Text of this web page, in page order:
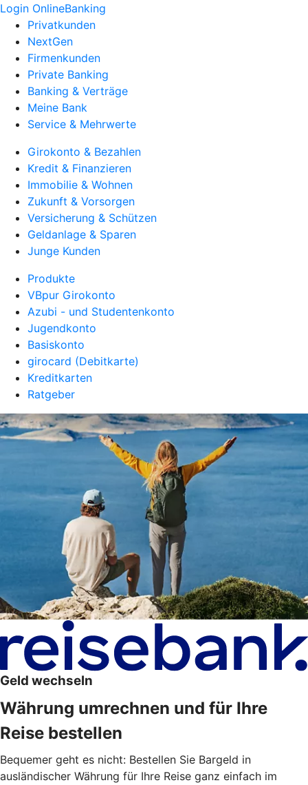
Login OnlineBanking
Privatkunden
NextGen
Firmenkunden
Private Banking
Banking & Verträge
Meine Bank
Service & Mehrwerte
Girokonto & Bezahlen
Kredit & Finanzieren
Immobilie & Wohnen
Zukunft & Vorsorgen
Versicherung & Schützen
Geldanlage & Sparen
Junge Kunden
Produkte
VBpur Girokonto
Azubi - und Studentenkonto
Jugendkonto
Basiskonto
girocard (Debitkarte)
Kreditkarten
Ratgeber
Geld wechseln
Währung umrechnen und für Ihre
Reise bestellen
Bequemer geht es nicht: Bestellen Sie Bargeld in
ausländischer Währung für Ihre Reise ganz einfach im